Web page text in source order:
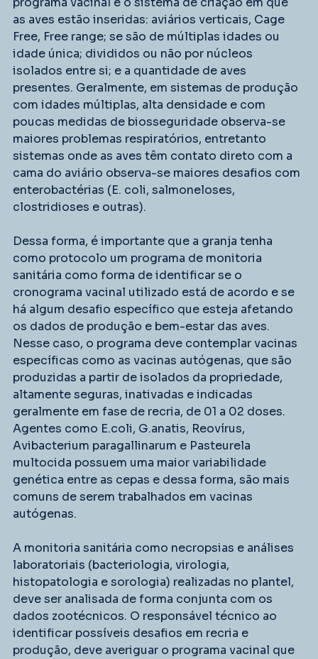
as aves estão inseridas: aviários verticais, Cage
Free, Free range; se são de múltiplas idades ou
idade única; divididos ou não por núcleos
isolados entre si; e a quantidade de aves
presentes. Geralmente, em sistemas de produção
com idades múltiplas, alta densidade e com
poucas medidas de biosseguridade observa-se
maiores problemas respiratórios, entretanto
sistemas onde as aves têm contato direto com a
cama do aviário observa-se maiores desafios com
enterobactérias (E. coli, salmoneloses,
clostridioses e outras).
Dessa forma, é importante que a granja tenha
como protocolo um programa de monitoria
sanitária como forma de identificar se o
cronograma vacinal utilizado está de acordo e se
há algum desafio específico que esteja afetando
os dados de produção e bem-estar das aves.
Nesse caso, o programa deve contemplar vacinas
específicas como as vacinas autógenas, que são
produzidas a partir de isolados da propriedade,
altamente seguras, inativadas e indicadas
geralmente em fase de recria, de 01 a 02 doses.
Agentes como E.coli, G.anatis, Reovírus,
Avibacterium paragallinarum e Pasteurela
multocida possuem uma maior variabilidade
genética entre as cepas e dessa forma, são mais
comuns de serem trabalhados em vacinas
autógenas.
A monitoria sanitária como necropsias e análises
laboratoriais (bacteriologia, virologia,
histopatologia e sorologia) realizadas no plantel,
deve ser analisada de forma conjunta com os
dados zootécnicos. O responsável técnico ao
identificar possíveis desafios em recria e
produção, deve averiguar o programa vacinal que